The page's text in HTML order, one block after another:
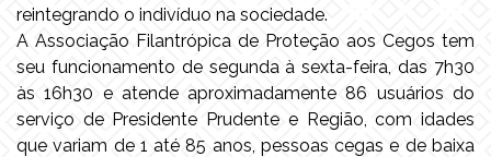
reintegrando o indivíduo na sociedade.
A Associação Filantrópica de Proteção aos Cegos tem
seu funcionamento de segunda à sexta-feira, das 7h30
às 16h30 e atende aproximadamente 86 usuários do
serviço de Presidente Prudente e Região, com idades
que variam de 1 até 85 anos, pessoas cegas e de baixa